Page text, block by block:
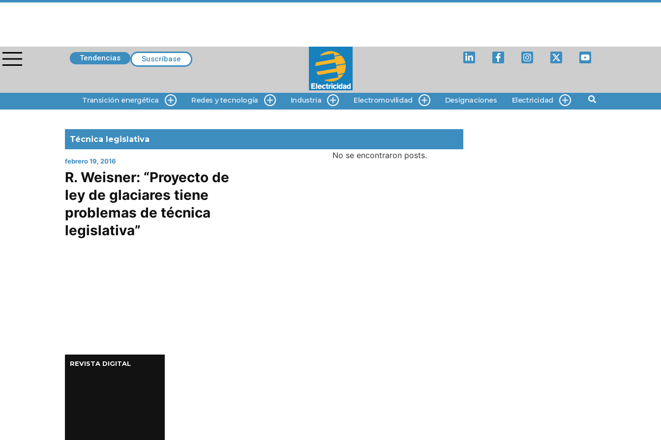
Tendencias Suscríbase
Transición energética Redes y tecnología Industria Electromovilidad Designaciones Electricidad
Técnica legislativa
febrero 19, 2016
R. Weisner: “Proyecto de
ley de glaciares tiene
problemas de técnica
legislativa”
No se encontraron posts.
REVISTA DIGITAL